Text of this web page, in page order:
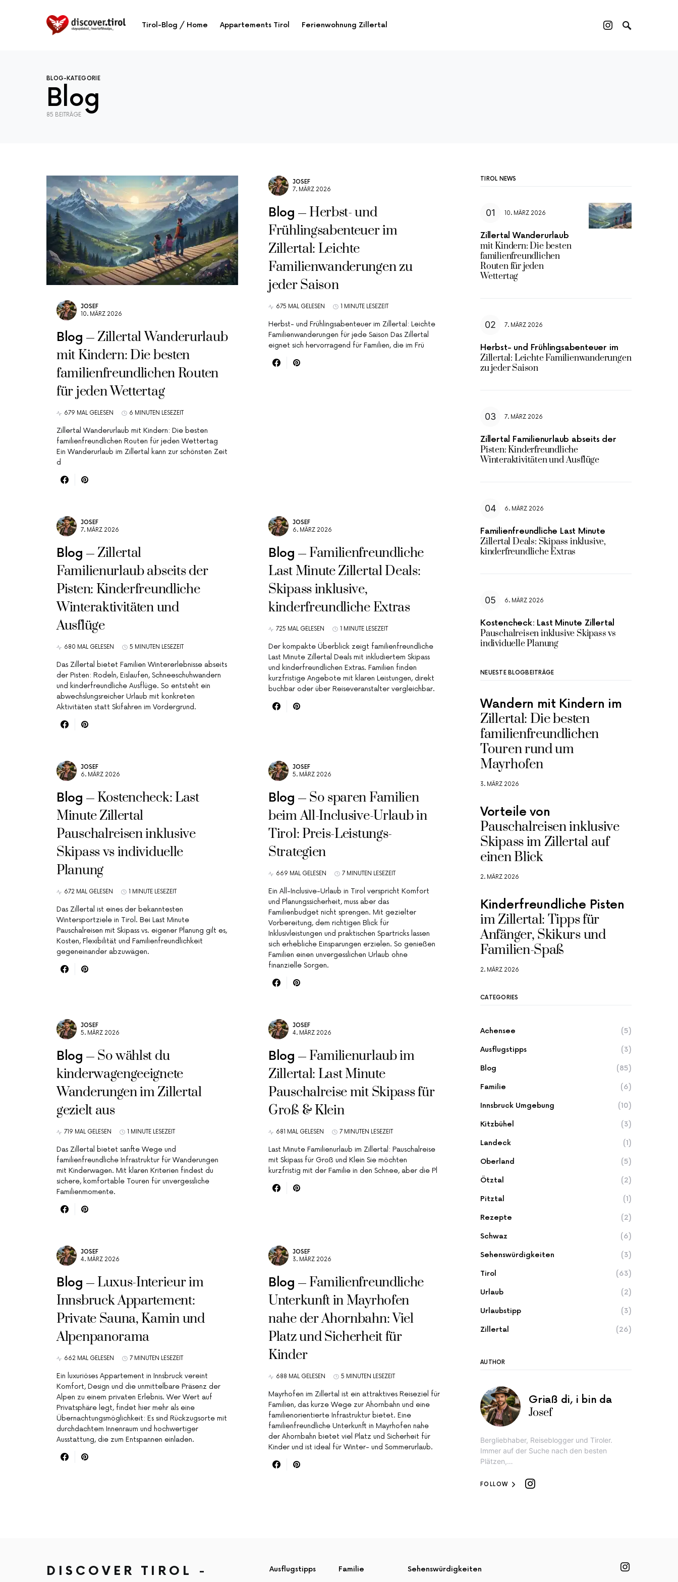
Tirol-Blog / Home Appartements Tirol Ferienwohnung Zillertal
BLOG-KATEGORIE
Blog
85 BEITRÄGE
JOSEF
10. MÄRZ 2026
Blog
Zillertal Wanderurlaub
mit Kindern: Die besten
familienfreundlichen Routen
für jeden Wettertag
679 MAL GELESEN 6 MINUTEN LESEZEIT
Zillertal Wanderurlaub mit Kindern: Die besten
familienfreundlichen Routen für jeden Wettertag
Ein Wanderurlaub im Zillertal kann zur schönsten Zeit
d
JOSEF
7. MÄRZ 2026
Blog
Herbst- und
Frühlingsabenteuer im
Zillertal: Leichte
Familienwanderungen zu
jeder Saison
675 MAL GELESEN 1 MINUTE LESEZEIT
Herbst- und Frühlingsabenteuer im Zillertal: Leichte
Familienwanderungen für jede Saison Das Zillertal
eignet sich hervorragend für Familien, die im Frü
JOSEF
7. MÄRZ 2026
Blog
Zillertal
Familienurlaub abseits der
Pisten: Kinderfreundliche
Winteraktivitäten und
Ausflüge
680 MAL GELESEN 5 MINUTEN LESEZEIT
Das Zillertal bietet Familien Wintererlebnisse abseits
der Pisten: Rodeln, Eislaufen, Schneeschuhwandern
und kinderfreundliche Ausflüge. So entsteht ein
abwechslungsreicher Urlaub mit konkreten
Aktivitäten statt Skifahren im Vordergrund.
JOSEF
6. MÄRZ 2026
Blog
Familienfreundliche
Last Minute Zillertal Deals:
Skipass inklusive,
kinderfreundliche Extras
725 MAL GELESEN 1 MINUTE LESEZEIT
Der kompakte Überblick zeigt familienfreundliche
Last Minute Zillertal Deals mit inkludiertem Skipass
und kinderfreundlichen Extras. Familien finden
kurzfristige Angebote mit klaren Leistungen, direkt
buchbar oder über Reiseveranstalter vergleichbar.
JOSEF
6. MÄRZ 2026
Blog
Kostencheck: Last
Minute Zillertal
Pauschalreisen inklusive
Skipass vs individuelle
Planung
672 MAL GELESEN 1 MINUTE LESEZEIT
Das Zillertal ist eines der bekanntesten
Wintersportziele in Tirol. Bei Last Minute
Pauschalreisen mit Skipass vs. eigener Planung gilt es,
Kosten, Flexibilität und Familienfreundlichkeit
gegeneinander abzuwägen.
JOSEF
5. MÄRZ 2026
Blog
So sparen Familien
beim All-Inclusive-Urlaub in
Tirol: Preis-Leistungs-
Strategien
669 MAL GELESEN 7 MINUTEN LESEZEIT
Ein All-Inclusive-Urlaub in Tirol verspricht Komfort
und Planungssicherheit, muss aber das
Familienbudget nicht sprengen. Mit gezielter
Vorbereitung, dem richtigen Blick für
Inklusivleistungen und praktischen Spartricks lassen
sich erhebliche Einsparungen erzielen. So genießen
Familien einen unvergesslichen Urlaub ohne
finanzielle Sorgen.
JOSEF
5. MÄRZ 2026
Blog
So wählst du
kinderwagengeeignete
Wanderungen im Zillertal
gezielt aus
719 MAL GELESEN 1 MINUTE LESEZEIT
Das Zillertal bietet sanfte Wege und
familienfreundliche Infrastruktur für Wanderungen
mit Kinderwagen. Mit klaren Kriterien findest du
sichere, komfortable Touren für unvergessliche
Familienmomente.
JOSEF
4. MÄRZ 2026
Blog
Familienurlaub im
Zillertal: Last Minute
Pauschalreise mit Skipass für
Groß & Klein
681 MAL GELESEN 7 MINUTEN LESEZEIT
Last Minute Familienurlaub im Zillertal: Pauschalreise
mit Skipass für Groß und Klein Sie möchten
kurzfristig mit der Familie in den Schnee, aber die Pl
JOSEF
4. MÄRZ 2026
Blog
Luxus-Interieur im
Innsbruck Appartement:
Private Sauna, Kamin und
Alpenpanorama
662 MAL GELESEN 7 MINUTEN LESEZEIT
Ein luxuriöses Appartement in Innsbruck vereint
Komfort, Design und die unmittelbare Präsenz der
Alpen zu einem privaten Erlebnis. Wer Wert auf
Privatsphäre legt, findet hier mehr als eine
Übernachtungsmöglichkeit: Es sind Rückzugsorte mit
durchdachtem Innenraum und hochwertiger
Ausstattung, die zum Entspannen einladen.
JOSEF
3. MÄRZ 2026
Blog
Familienfreundliche
Unterkunft in Mayrhofen
nahe der Ahornbahn: Viel
Platz und Sicherheit für
Kinder
688 MAL GELESEN 5 MINUTEN LESEZEIT
Mayrhofen im Zillertal ist ein attraktives Reiseziel für
Familien, das kurze Wege zur Ahornbahn und eine
familienorientierte Infrastruktur bietet. Eine
familienfreundliche Unterkunft in Mayrhofen nahe
der Ahornbahn bietet viel Platz und Sicherheit für
Kinder und ist ideal für Winter- und Sommerurlaub.
TIROL NEWS
10. MÄRZ 2026
Zillertal Wanderurlaub
mit Kindern: Die besten
familienfreundlichen
Routen für jeden
Wettertag
7. MÄRZ 2026
Herbst- und Frühlingsabenteuer im
Zillertal: Leichte Familienwanderungen
zu jeder Saison
7. MÄRZ 2026
Zillertal Familienurlaub abseits der
Pisten: Kinderfreundliche
Winteraktivitäten und Ausflüge
6. MÄRZ 2026
Familienfreundliche Last Minute
Zillertal Deals: Skipass inklusive,
kinderfreundliche Extras
6. MÄRZ 2026
Kostencheck: Last Minute Zillertal
Pauschalreisen inklusive Skipass vs
individuelle Planung
NEUESTE BLOGBEITRÄGE
Wandern mit Kindern im
Zillertal: Die besten
familienfreundlichen
Touren rund um
Mayrhofen
3. MÄRZ 2026
Vorteile von
Pauschalreisen inklusive
Skipass im Zillertal auf
einen Blick
2. MÄRZ 2026
Kinderfreundliche Pisten
im Zillertal: Tipps für
Anfänger, Skikurs und
Familien-Spaß
2. MÄRZ 2026
CATEGORIES
Achensee (5)
Ausflugstipps (3)
Blog (85)
Familie (6)
Innsbruck Umgebung (10)
Kitzbühel (3)
Landeck (1)
Oberland (5)
Ötztal (2)
Pitztal (1)
Rezepte (2)
Schwaz (6)
Sehenswürdigkeiten (3)
Tirol (63)
Urlaub (2)
Urlaubstipp (3)
Zillertal (26)
AUTHOR
Griaß di, i bin da
Josef
Bergliebhaber, Reiseblogger und Tiroler.
Immer auf der Suche nach den besten
Plätzen,…
FOLLOW
DISCOVER TIROL - Ausflugstipps Familie Sehenswürdigkeiten